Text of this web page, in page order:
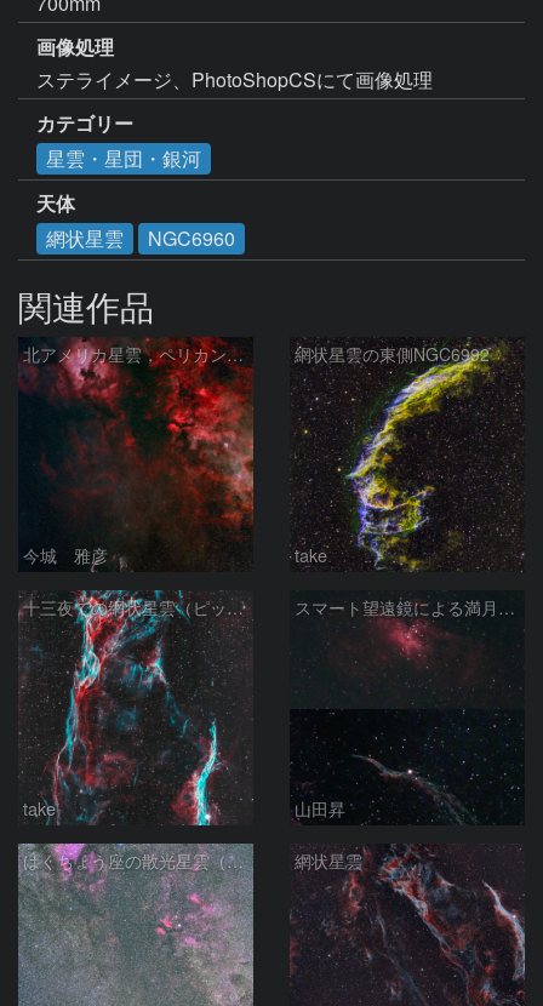
画像処理
ステライメージ、PhotoShopCSにて画像処理
カテゴリー
星雲・星団・銀河
天体
網状星雲
NGC6960
関連作品
北アメリカ星雲，ペリカン星雲，サドル付近，クレセント星雲，網状星雲・・・etc
今城 雅彦
網状星雲の東側NGC6992
take
十三夜での網状星雲（ピッカリングの三角）
take
スマート望遠鏡による満月下の星雲（M16,NGC6960）
山田昇
はくちょう座の散光星雲（１００ｍｍ） 網状星雲